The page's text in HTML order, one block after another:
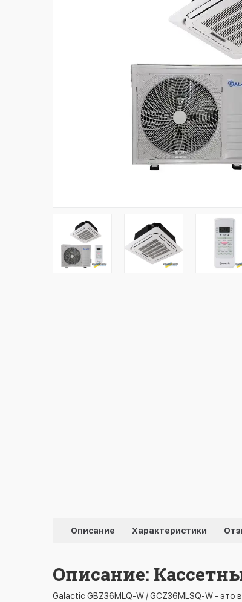
Описание Характеристики
Описание:
Galactic GBZ36MLQ-W / GCZ36MLSQ-W - это